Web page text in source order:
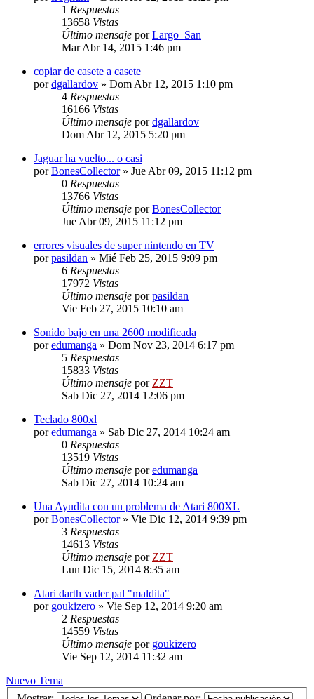
1 Respuestas
13658 Vistas
Último mensaje porLargo_San
Mar Abr 14, 2015 1:46 pm
copiar de casete a casete
pordgallardov » Dom Abr 12, 2015 1:10 pm
4 Respuestas
16166 Vistas
Último mensaje pordgallardov
Dom Abr 12, 2015 5:20 pm
Jaguar ha vuelto... o casi
porBonesCollector» Jue Abr 09, 2015 11:12 pm
0 Respuestas
13766 Vistas
Último mensaje porBonesCollector
Jue Abr 09, 2015 11:12 pm
errores visuales de super nintendo en TV
porpasildan » Mié Feb 25, 2015 9:09 pm
6 Respuestas
17972 Vistas
Último mensaje porpasildan
Vie Feb 27, 2015 10:10 am
Sonido bajo en una 2600 modificada
poredumanga » Dom Nov 23, 2014 6:17 pm
5 Respuestas
15833 Vistas
Último mensaje por ZZT
Sab Dic 27, 2014 12:06 pm
Teclado 800xl
poredumanga » Sab Dic 27, 2014 10:24 am
0 Respuestas
13519 Vistas
Último mensaje poredumanga
Sab Dic 27, 2014 10:24 am
Una Ayudita con un problema de Atari 800XL
porBonesCollector» Vie Dic 12, 2014 9:39 pm
3 Respuestas
14613 Vistas
Último mensaje por ZZT
Lun Dic 15, 2014 8:35 am
Atari darth vader pal "maldita"
por goukizero » Vie Sep 12, 2014 9:20 am
2 Respuestas
14559 Vistas
Último mensaje por goukizero
Vie Sep 12, 2014 11:32 am
Nuevo Tema